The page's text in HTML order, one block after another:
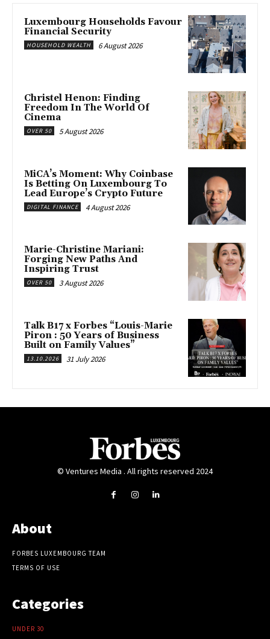
Luxembourg Households Favour
Financial Security
HOUSEHOLD WEALTH 6 August 2026
Christel Henon: Finding
Freedom In The World Of
Cinema
OVER 50 5 August 2026
MiCA’s Moment: Why Coinbase
Is Betting On Luxembourg To
Lead Europe’s Crypto Future
DIGITAL FINANCE 4 August 2026
Marie-Christine Mariani:
Forging New Paths And
Inspiring Trust
OVER 50 3 August 2026
Talk B17 x Forbes “Louis-Marie
Piron : 50 Years of Business
Built on Family Values”
13.10.2026 31 July 2026
© Ventures Media . All rights reserved 2024
About
FORBES LUXEMBOURG TEAM
TERMS OF USE
Categories
UNDER 30